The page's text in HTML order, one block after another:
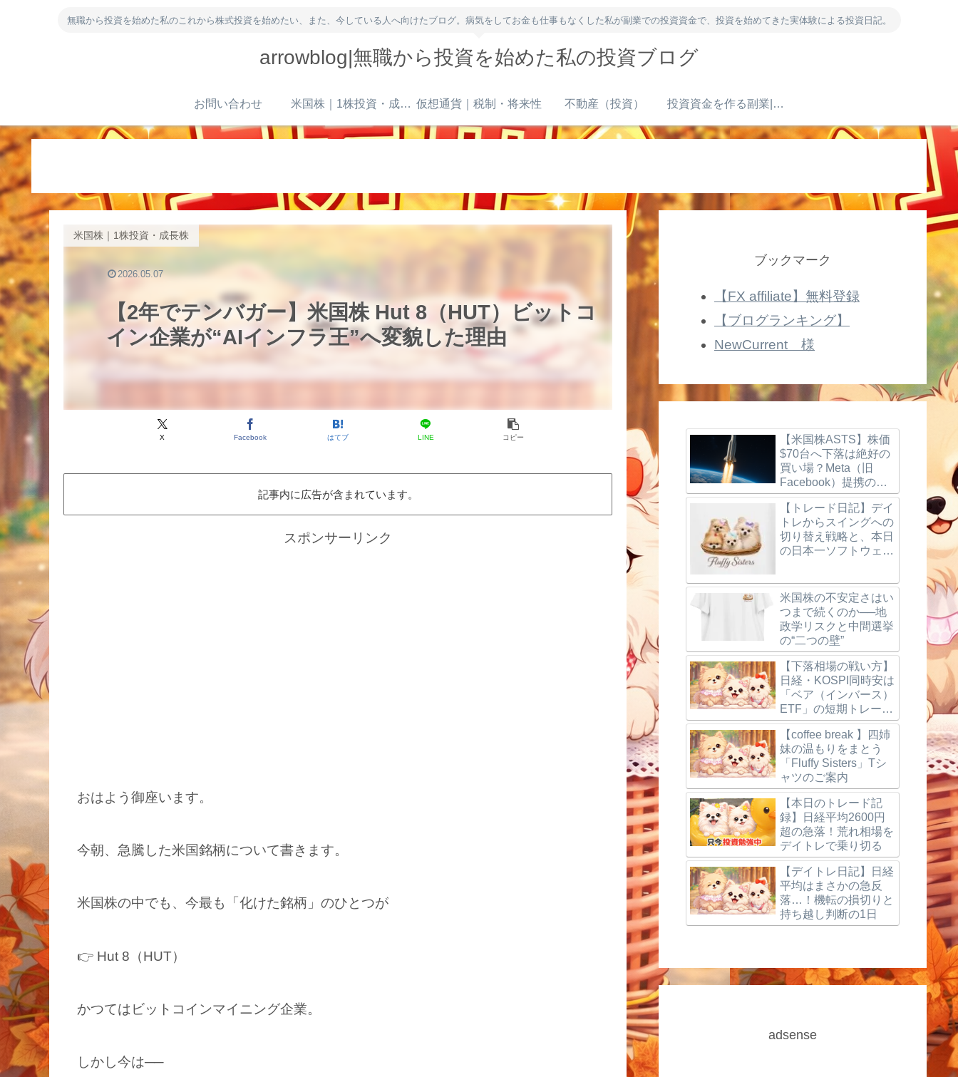
無職から投資を始めた私のこれから株式投資を始めたい、また、今している人へ向けたブログ。病気をしてお金も仕事もなくした私が副業での投資資金で、投資を始めてきた実体験による投資日記。
arrowblog|無職から投資を始めた私の投資ブログ
お問い合わせ 米国株｜1株投資・成長株 仮想通貨｜税制・将来性 不動産（投資） 投資資金を作る副業|ポイ活・アンケート・得意を売る
【2年でテンバガー】米国株 Hut 8（HUT）ビットコ
イン企業が“AIインフラ王”へ変貌した理由
米国株｜1株投資・成長株
X Facebook はてブ LINE コピー
2026.05.07
記事内に広告が含まれています。
スポンサーリンク
おはよう御座います。
今朝、急騰した米国銘柄について書きます。
米国株の中でも、今最も「化けた銘柄」のひとつが
👉 Hut 8（HUT）
かつてはビットコインマイニング企業。
しかし今は──
ブックマーク
【FX affiliate】無料登録
【ブログランキング】
NewCurrent 様
【米国株ASTS】株価
$70台へ下落は絶好の
買い場？Meta（旧
Facebook）提携の噂
とBlueBird打ち上げ成
功、楽天モバイルの最
新動向を徹底解説！
【トレード日記】デイ
トレからスイングへの
切り替え戦略と、本日
の日本一ソフトウェア
米国株の不安定さはい
つまで続くのか──地
政学リスクと中間選挙
の“二つの壁”
【下落相場の戦い方】
日経・KOSPI同時安は
「ベア（インバース）
ETF」の短期トレード
で狙う
【coffee break 】四姉
妹の温もりをまとう
「Fluffy Sisters」Tシ
ャツのご案内
【本日のトレード記
録】日経平均2600円
超の急落！荒れ相場を
デイトレで乗り切る
【デイトレ日記】日経
平均はまさかの急反
落…！機転の損切りと
持ち越し判断の1日
adsense